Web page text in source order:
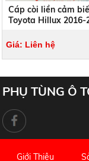
Cáp còi liền cảm
Toyota Hillux 2016-
843070K070 ,
843070K090 ,
8430706190
Giá: Liên hệ
PHỤ TÙNG Ô
Giới Thiệu